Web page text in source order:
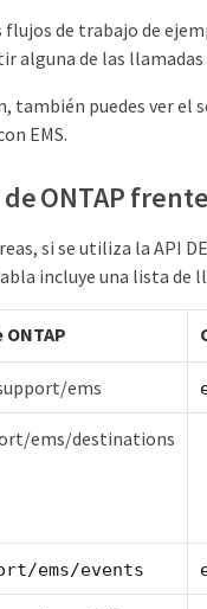
de trabajo de
alguna de las llamadas
también puedes ver el
EMS.
de ONTAP
si se utiliza la API
incluye una lista de
ONTAP
ems
ems/destinations
ems/events